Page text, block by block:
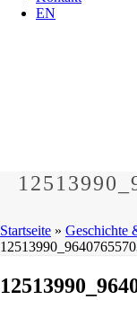
EN
Startseite » Geschichte